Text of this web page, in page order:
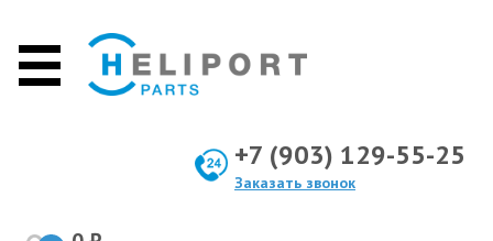
+7 (903) 129-55-25
Заказать звонок